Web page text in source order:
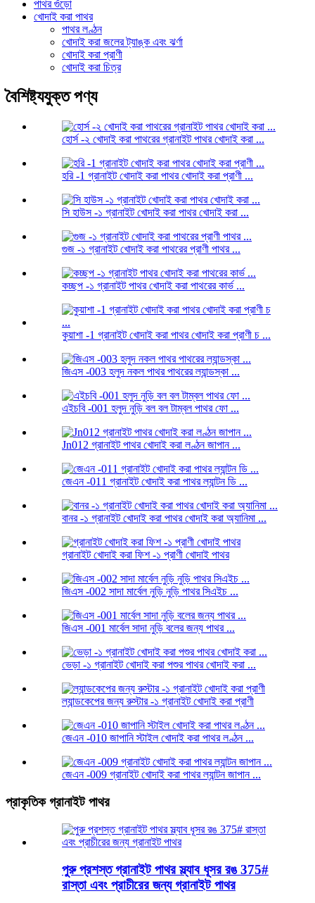
পাথর গুঁড়ো
খোদাই করা পাথর
পাথর লণ্ঠন
খোদাই করা জলের ট্যাঙ্ক এবং ঝর্ণা
খোদাই করা প্রাণী
খোদাই করা চিত্র
বৈশিষ্ট্যযুক্ত পণ্য
হোর্স -২ খোদাই করা পাথরের গ্রানাইট পাথর খোদাই করা ...
হরি -1 গ্রানাইট খোদাই করা পাথর খোদাই করা প্রাণী ...
সি হাউস -১ গ্রানাইট খোদাই করা পাথর খোদাই করা ...
গুজ -১ গ্রানাইট খোদাই করা পাথরের প্রাণী পাথর ...
কচ্ছপ -১ গ্রানাইট পাথর খোদাই করা পাথরের কার্ভ ...
কুয়াশা -1 গ্রানাইট খোদাই করা পাথর খোদাই করা প্রাণী চ ...
জিএস -003 হলুদ নকল পাথর পাথরের ল্যান্ডস্কা ...
এইচবি -001 হলুদ নুড়ি বল বল টাম্বল পাথর ফো ...
Jn012 গ্রানাইট পাথর খোদাই করা লণ্ঠন জাপান ...
জেএন -011 গ্রানাইট খোদাই করা পাথর ল্যান্টন ডি ...
বানর -১ গ্রানাইট খোদাই করা পাথর খোদাই করা অ্যানিমা ...
গ্রানাইট খোদাই করা ফিশ -১ প্রাণী খোদাই পাথর
জিএস -002 সাদা মার্বেল নুড়ি নুড়ি পাথর সিএইচ ...
জিএস -001 মার্বেল সাদা নুড়ি বলের জন্য পাথর ...
ভেড়া -১ গ্রানাইট খোদাই করা পশুর পাথর খোদাই করা ...
ল্যান্ডকেপের জন্য রুস্টার -১ গ্রানাইট খোদাই করা প্রাণী
জেএন -010 জাপানি স্টাইল খোদাই করা পাথর লণ্ঠন ...
জেএন -009 গ্রানাইট খোদাই করা পাথর ল্যান্টন জাপান ...
প্রাকৃতিক গ্রানাইট পাথর
পুরু প্রশস্ত গ্রানাইট পাথর স্ল্যাব ধূসর রঙ 375#
রাস্তা এবং প্রাচীরের জন্য গ্রানাইট পাথর